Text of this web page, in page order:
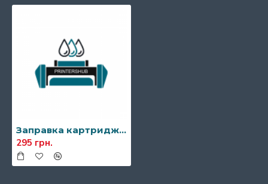
Заправка картриджа Samsung MLT-D205S/MLT-D205L/MLT-D205E
295 грн.